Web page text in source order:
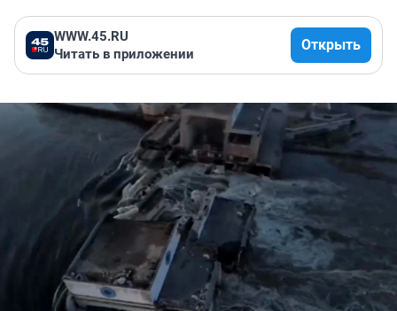
WWW.45.RU
Читать в приложении
Открыть